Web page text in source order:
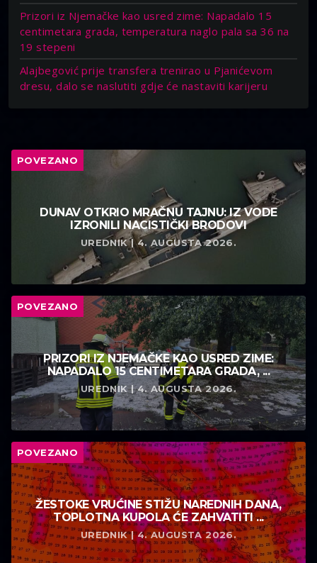
Prizori iz Njemačke kao usred zime: Napadalo 15
centimetara grada, temperatura naglo pala sa 36 na
19 stepeni
Alajbegović prije transfera trenirao u Pjanićevom
dresu, dalo se naslutiti gdje će nastaviti karijeru
POVEZANO
DUNAV OTKRIO MRAČNU TAJNU: IZ VODE
IZRONILI NACISTIČKI BRODOVI
UREDNIK | 4. AUGUSTA 2026.
POVEZANO
PRIZORI IZ NJEMAČKE KAO USRED ZIME:
NAPADALO 15 CENTIMETARA GRADA, ...
UREDNIK | 4. AUGUSTA 2026.
POVEZANO
ŽESTOKE VRUĆINE STIŽU NAREDNIH DANA,
TOPLOTNA KUPOLA ĆE ZAHVATITI ...
UREDNIK | 4. AUGUSTA 2026.